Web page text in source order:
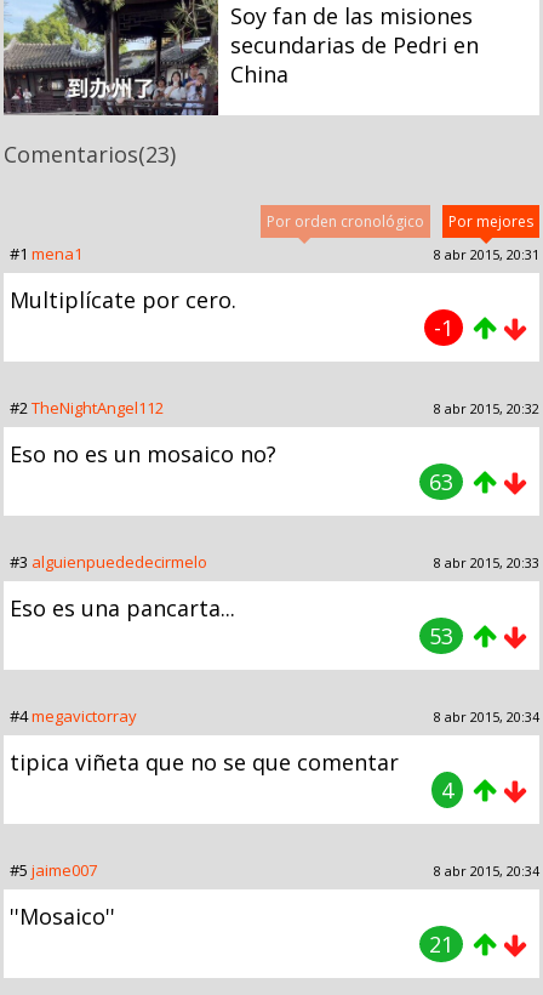
Soy fan de las misiones
secundarias de Pedri en
China
Comentarios(23)
Por mejores
Por orden cronológico
#1 mena1 8 abr 2015, 20:31
Multiplícate por cero.
-1
#2TheNightAngel112 8 abr 2015, 20:32
Eso no es un mosaico no?
63
#3 alguienpuededecirmelo 8 abr 2015, 20:33
Eso es una pancarta...
53
#4megavictorray 8 abr 2015, 20:34
tipica viñeta que no se que comentar
4
#5 jaime007 8 abr 2015, 20:34
''Mosaico''
21